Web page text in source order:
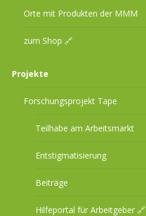
Orte mit Produkten der MMM
zum Shop 🔗
Projekte
Forschungsprojekt Tape
Teilhabe am Arbeitsmarkt
Entstigmatisierung
Beiträge
Hilfeportal für Arbeitgeber 🔗